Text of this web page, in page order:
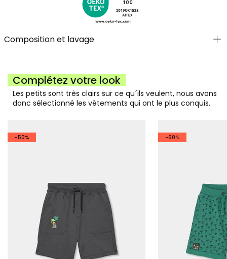
Composition et lavage
Complétez votre look
Les petits sont très clairs sur ce qu´ils veulent, nous avons
donc sélectionné les vêtements qui ont le plus conquis.
-50% -60%